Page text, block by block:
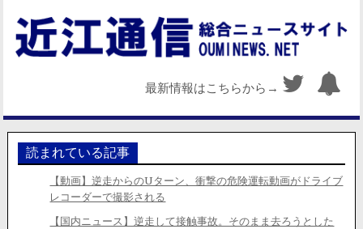
最新情報はこちらから→
読まれている記事
【動画】逆走からのUターン、衝撃の危険運転動画がドライブ
レコーダーで撮影される
【国内ニュース】逆走して接触事故。そのまま去ろうとした